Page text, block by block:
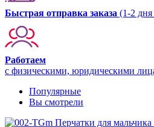
Быстрая отправка заказа (1-2
Работаем
с физическими, юридическими
Популярные
Вы смотрели